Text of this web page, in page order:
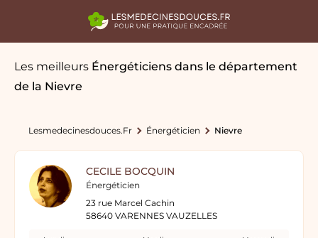
Les meilleurs Énergéticiens dans le département
de la Nievre
Lesmedecinesdouces.fr Énergéticien Nievre
CECILE BOCQUIN
Énergéticien
23 rue Marcel Cachin
58640 VARENNES VAUZELLES